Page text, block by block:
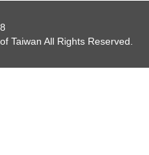
Taiwan All Rights Reserved.